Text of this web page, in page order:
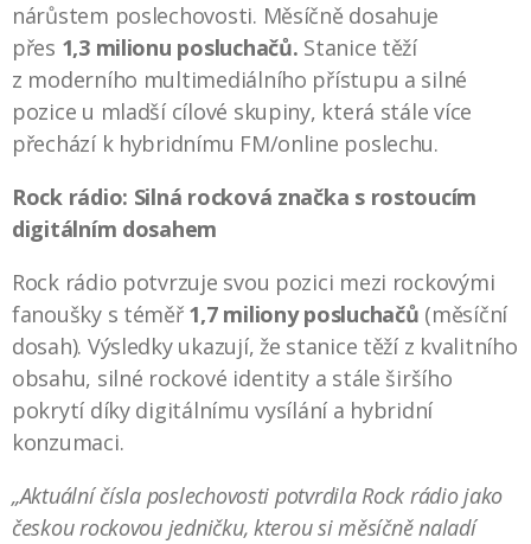
nárůstem poslechovosti. Měsíčně dosahuje
přes 1,3 milionu posluchačů. Stanice těží
z moderního multimediálního přístupu a silné
pozice u mladší cílové skupiny, která stále více
přechází k hybridnímu FM/online poslechu.
Rock rádio: Silná rocková značka s rostoucím
digitálním dosahem
Rock rádio potvrzuje svou pozici mezi rockovými
fanoušky s téměř 1,7 miliony posluchačů (měsíční
dosah). Výsledky ukazují, že stanice těží z kvalitního
obsahu, silné rockové identity a stále širšího
pokrytí díky digitálnímu vysílání a hybridní
konzumaci.
„Aktuální čísla poslechovosti potvrdila Rock rádio jako
českou rockovou jedničku, kterou si měsíčně naladí